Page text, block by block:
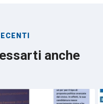
anche